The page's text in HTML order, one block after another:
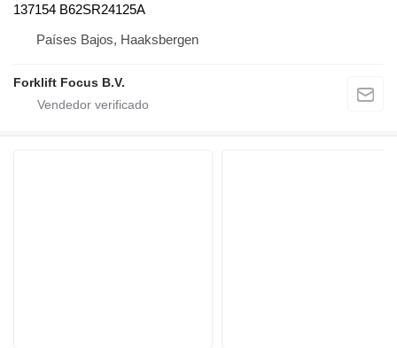
137154 B62SR24125A
Países Bajos, Haaksbergen
Forklift Focus B.V.